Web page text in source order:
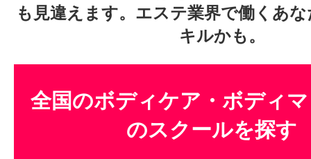
やりたいこ
特集をみる
グッドスク
も見違えます。エステ業界で働くあ
キルかも。
全国のボディケア・ボディ
のスクールを探す